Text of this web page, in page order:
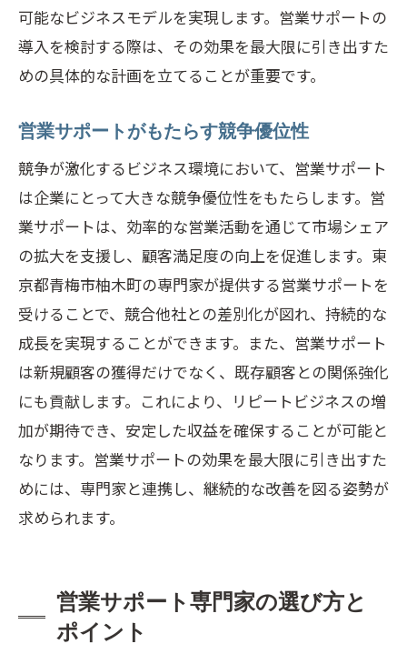
可能なビジネスモデルを実現します。営業サポートの
導入を検討する際は、その効果を最大限に引き出すた
めの具体的な計画を立てることが重要です。
営業サポートがもたらす競争優位性
競争が激化するビジネス環境において、営業サポート
は企業にとって大きな競争優位性をもたらします。営
業サポートは、効率的な営業活動を通じて市場シェア
の拡大を支援し、顧客満足度の向上を促進します。東
京都青梅市柚木町の専門家が提供する営業サポートを
受けることで、競合他社との差別化が図れ、持続的な
成長を実現することができます。また、営業サポート
は新規顧客の獲得だけでなく、既存顧客との関係強化
にも貢献します。これにより、リピートビジネスの増
加が期待でき、安定した収益を確保することが可能と
なります。営業サポートの効果を最大限に引き出すた
めには、専門家と連携し、継続的な改善を図る姿勢が
求められます。
営業サポート専門家の選び方と
ポイント